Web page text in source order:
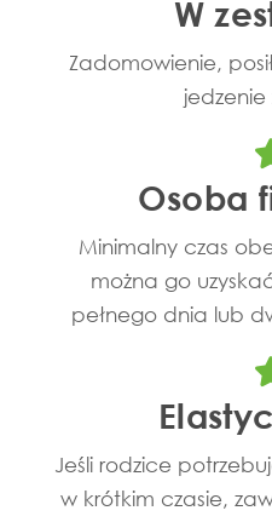
W
Zadomowienie,
jedzenie
Osoba
Minimalny czas
można go
pełnego dnia lub
Jeśli rodzice
w krótkim czasie,